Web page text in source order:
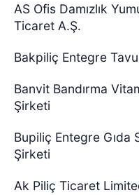
AS Ofis Damızlık
Ticaret A.Ş.
Bakpiliç Entegre
Banvit Bandırma
Şirketi
Bupiliç Entegre Gıda
Şirketi
Ak Piliç Ticaret